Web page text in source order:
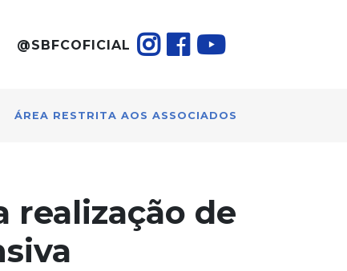
@SBFCOFICIAL
ÁREA RESTRITA AOS ASSOCIADOS
realização de